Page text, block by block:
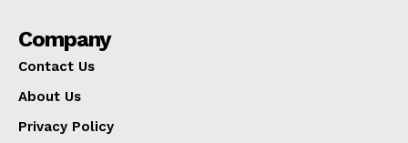
Company
Contact Us
About Us
Privacy Policy